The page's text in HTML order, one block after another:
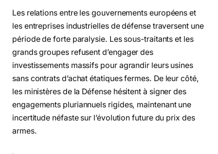
Les relations entre les gouvernements européens et
les entreprises industrielles de défense traversent une
période de forte paralysie. Les sous-traitants et les
grands groupes refusent d’engager des
investissements massifs pour agrandir leurs usines
sans contrats d’achat étatiques fermes. De leur côté,
les ministères de la Défense hésitent à signer des
engagements pluriannuels rigides, maintenant une
incertitude néfaste sur l’évolution future du prix des
armes.